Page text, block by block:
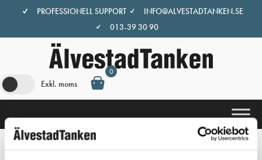
innehåll
PROFESSIONELL SUPPORT
INFO@ALVESTADTANKEN.SE
013-39 30 90
Exkl. moms
0